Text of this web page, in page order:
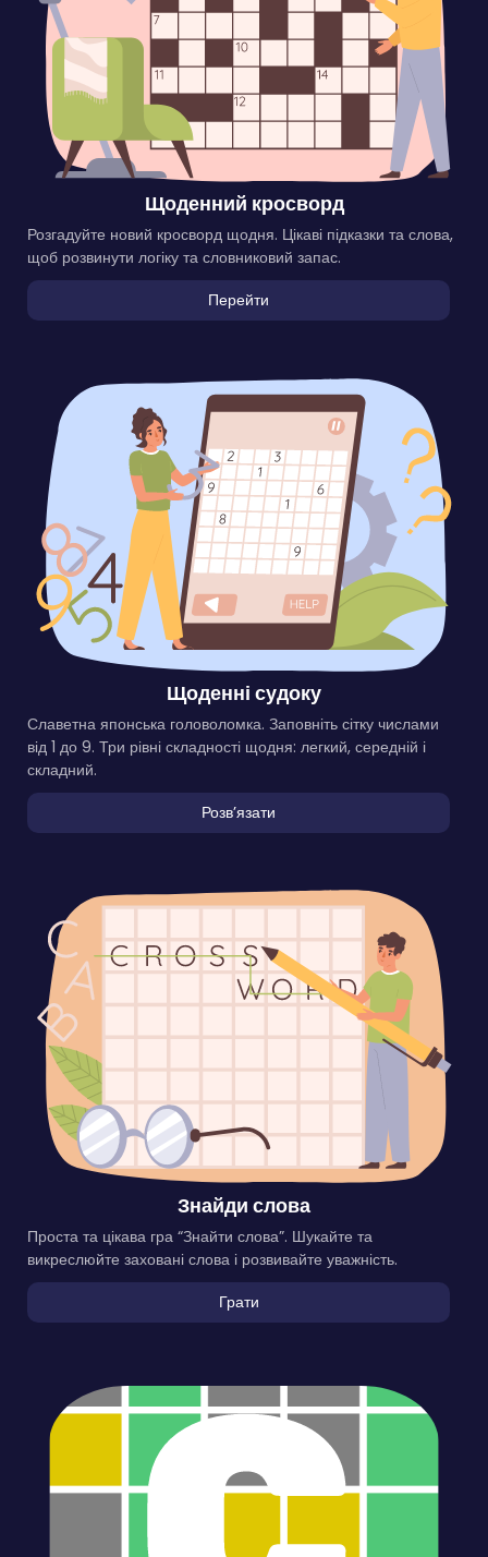
Щоденний кросворд
Розгадуйте новий кросворд щодня. Цікаві підказки та слова,
щоб розвинути логіку та словниковий запас.
Перейти
Щоденні судоку
Славетна японська головоломка. Заповніть сітку числами
від 1 до 9. Три рівні складності щодня: легкий, середній і
складний.
Розвʼязати
Знайди слова
Проста та цікава гра “Знайти слова”. Шукайте та
викреслюйте заховані слова і розвивайте уважність.
Грати